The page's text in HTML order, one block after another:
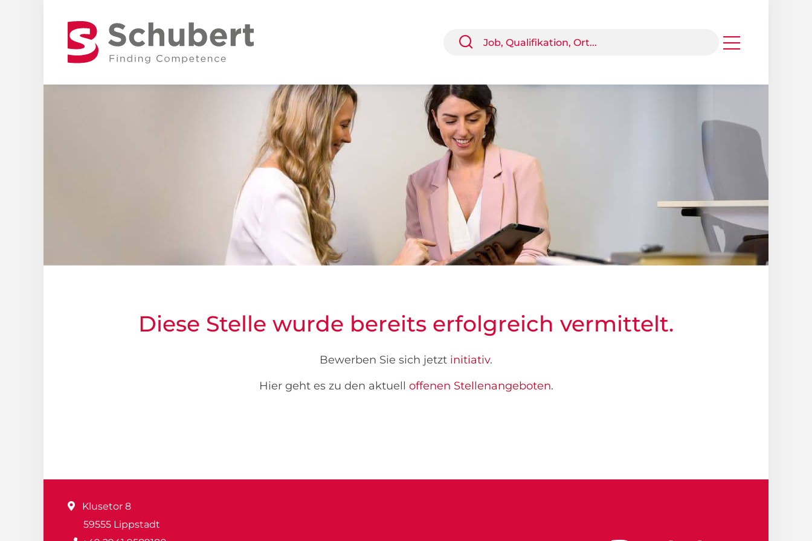
Diese Stelle wurde bereits erfolgreich vermittelt.
Bewerben Sie sich jetzt initiativ.
Hier geht es zu den aktuell offenen Stellenangeboten.
Klusetor 8
59555 Lippstadt